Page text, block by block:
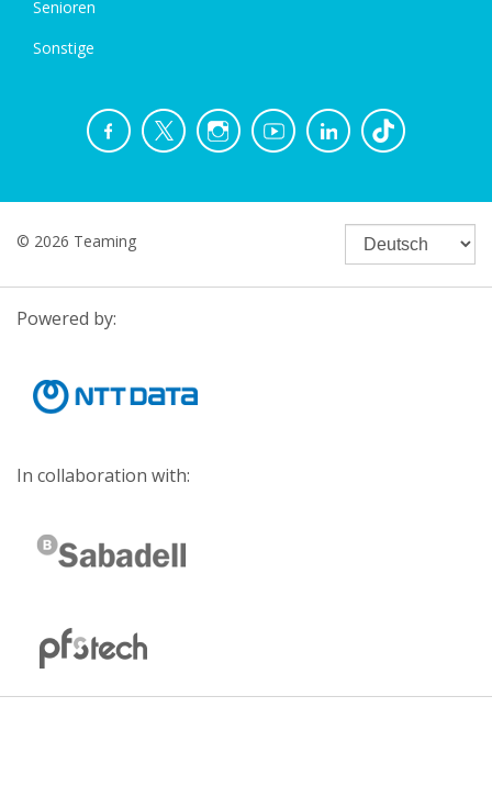
Senioren
Sonstige
© 2026 Teaming
Powered by:
In collaboration with: